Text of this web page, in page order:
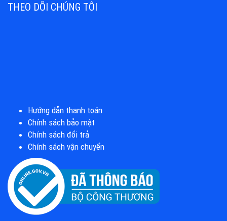
THEO DÕI CHÚNG TÔI
Hướng dẫn thanh toán
Chính sách bảo mật
Chính sách đổi trả
Chính sách vận chuyển